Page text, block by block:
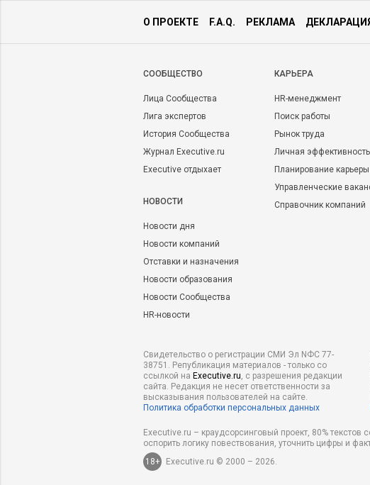
О ПРОЕКТЕ F.A.Q. РЕКЛАМА
CООБЩЕСТВО
Лица Сообщества
Лига экспертов
История Сообщества
Журнал Executive.ru
Executive отдыхает
НОВОСТИ
Новости дня
Новости компаний
Отставки и назначения
Новости образования
Новости Сообщества
HR-новости
КАРЬЕРА
HR-менеджмент
Поиск работы
Рынок труда
Личная эффективность
Планирование карьеры
Управленческие
Справочник компаний
Свидетельство о регистрации СМИ Эл NФС 77-
38751. Републикация материалов - только со
ссылкой на Executive.ru, с разрешения редакции
сайта. Редакция не несет ответственности за
высказывания пользователей на сайте.
Политика обработки персональных данных
Executive.ru – краудсорсинговый проект, 80%
оспорить логику повествования, уточнить цифры и
18+
Executive.ru © 2000 – 2026.